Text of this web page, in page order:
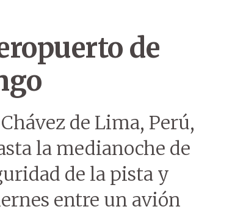
de
de Lima, Perú,
la medianoche de
de la pista y
entre un avión